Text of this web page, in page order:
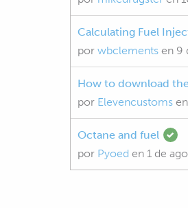
Calculating Fuel
por wbclements en 9
How to download
por Elevencustoms en
Octane and fuel
por Pyoed en 1 de